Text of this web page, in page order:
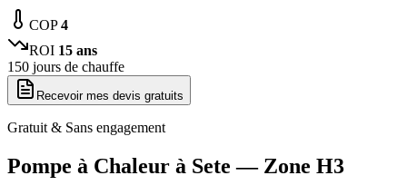
COP4
ROI 15 ans
150 jours de chauffe
Recevoir mes devis gratuits
Gratuit & Sans engagement
Pompe à Chaleur à Sete — Zone H3